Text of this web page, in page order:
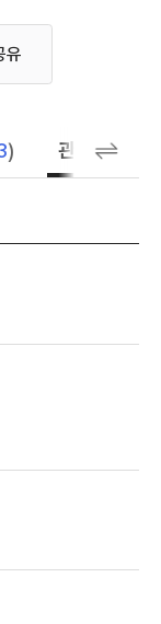
유
) 관련 추천 학